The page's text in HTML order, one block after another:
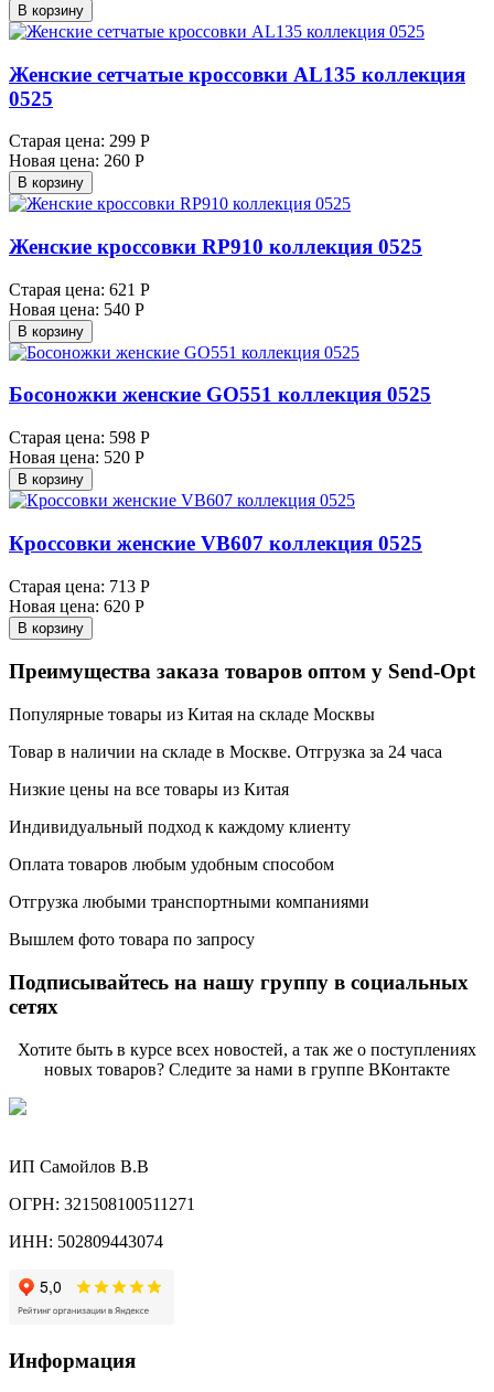
В корзину
Женские сетчатые кроссовки AL135 коллекция
0525
Старая цена: 299 Р
Новая цена: 260 Р
В корзину
Женские кроссовки RP910 коллекция 0525
Старая цена: 621 Р
Новая цена: 540 Р
В корзину
Босоножки женские GO551 коллекция 0525
Старая цена: 598 Р
Новая цена: 520 Р
В корзину
Кроссовки женские VB607 коллекция 0525
Старая цена: 713 Р
Новая цена: 620 Р
В корзину
Преимущества заказа товаров оптом у Send-Opt
Популярные товары из Китая на складе Москвы
Товар в наличии на складе в Москве. Отгрузка за 24 часа
Низкие цены на все товары из Китая
Индивидуальный подход к каждому клиенту
Оплата товаров любым удобным способом
Отгрузка любыми транспортными компаниями
Вышлем фото товара по запросу
Подписывайтесь на нашу группу в социальных
сетях
Хотите быть в курсе всех новостей, а так же о поступлениях
новых товаров? Следите за нами в группе ВКонтакте
ИП Самойлов В.В
ОГРН: 321508100511271
ИНН: 502809443074
Информация